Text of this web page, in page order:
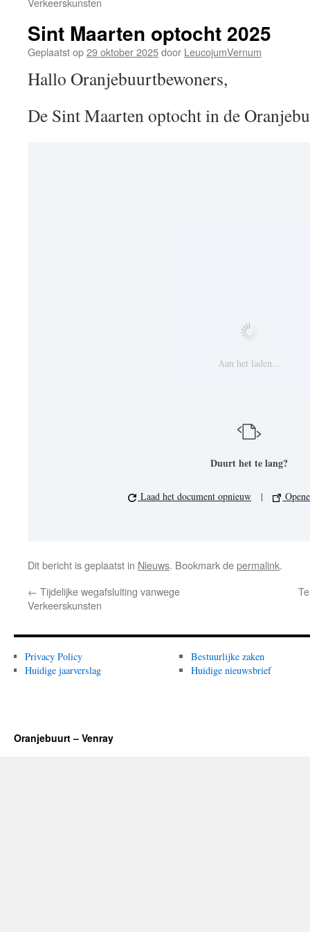
Sint Maarten optocht 2025
Geplaatst op29 oktober 2025door LeucojumVernum
Hallo Oranjebuurtbewoners,
De Sint Maarten optocht in de
Aan het laden...
Duurt het te lang?
Laad het document opnieuw |
Dit bericht is geplaatst in Nieuws. Bookmark depermalink.
← Tijdelijke wegafsluiting vanwege
Verkeerskunsten
Privacy Policy
Huidige jaarverslag
Bestuurlijke zaken
Huidige nieuwsbrief
Oranjebuurt – Venray